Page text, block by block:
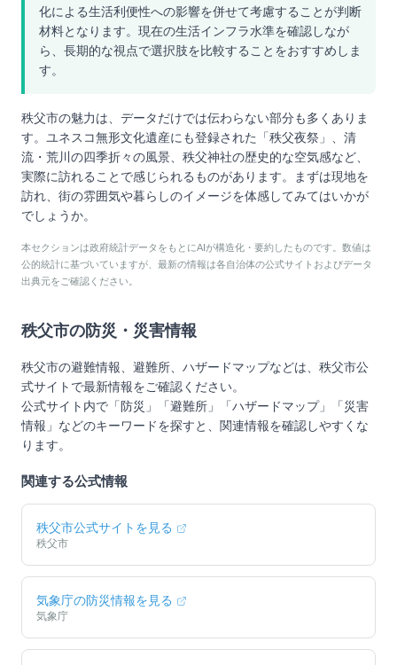
化による生活利便性への影響を併せて考慮することが判断
材料となります。現在の生活インフラ水準を確認しなが
ら、長期的な視点で選択肢を比較することをおすすめしま
す。
秩父市の魅力は、データだけでは伝わらない部分も多くありま
す。ユネスコ無形文化遺産にも登録された「秩父夜祭」、清
流・荒川の四季折々の風景、秩父神社の歴史的な空気感など、
実際に訪れることで感じられるものがあります。まずは現地を
訪れ、街の雰囲気や暮らしのイメージを体感してみてはいかが
でしょうか。
本セクションは政府統計データをもとにAIが構造化・要約したものです。数値は
公的統計に基づいていますが、最新の情報は各自治体の公式サイトおよびデータ
出典元をご確認ください。
秩父市の防災・災害情報
秩父市の避難情報、避難所、ハザードマップなどは、 秩父市公
式サイトで最新情報をご確認ください。
公式サイト内で「防災」「避難所」「ハザードマップ」「災害
情報」などのキーワードを探すと、関連情報を確認しやすくな
ります。
関連する公式情報
秩父市公式サイトを見る
秩父市
気象庁の防災情報を見る
気象庁